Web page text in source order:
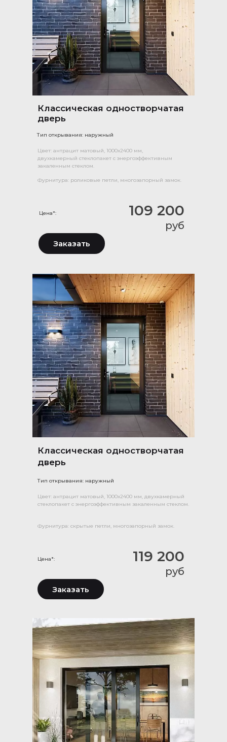
Классическая одностворчатая
дверь
Тип открывания: наружный
119 200
руб
Цена*:
Цвет: антрацит матовый, 1000х2400 мм, двухкамерный
стеклопакет с энергоэффективным закаленным стеклом.
Фурнитура: скрытые петли, многозапорный замок.
Заказать
109 200
руб
Классическая одностворчатая
дверь
Тип открывания: наружный
Цвет: антрацит матовый, 1000х2400 мм,
двухкамерный стеклопакет с энергоэффективным
закаленным стеклом.
Фурнитура: роликовые петли, многозапорный замок.
Цена*:
Заказать